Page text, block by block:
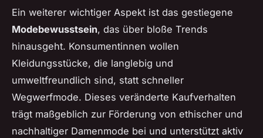
Ein weiterer wichtiger Aspekt ist das gestiegene
Modebewusstsein, das über bloße Trends
hinausgeht. Konsumentinnen wollen
Kleidungsstücke, die langlebig und
umweltfreundlich sind, statt schneller
Wegwerfmode. Dieses veränderte Kaufverhalten
trägt maßgeblich zur Förderung von ethischer und
nachhaltiger Damenmode bei und unterstützt aktiv